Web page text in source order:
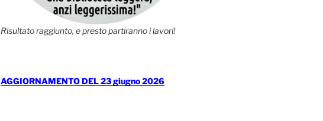
Risultato raggiunto, e presto partiranno i lavori!
AGGIORNAMENTO DEL 23 giugno 2026